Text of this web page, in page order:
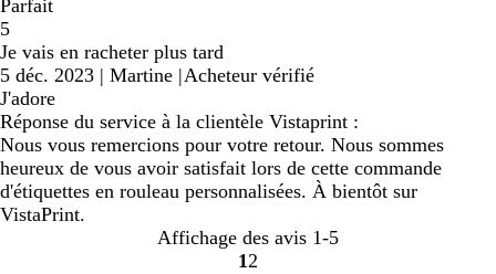
Parfait
5
Je vais en racheter plus tard
5 déc. 2023 | Martine |Acheteur vérifié
J'adore
Réponse du service à la clientèle Vistaprint :
Nous vous remercions pour votre retour. Nous sommes
heureux de vous avoir satisfait lors de cette commande
d'étiquettes en rouleau personnalisées. À bientôt sur
VistaPrint.
Affichage des avis 1-5
1 2